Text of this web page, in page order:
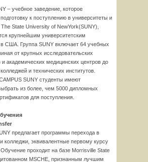
– учебное заведение, которое
к поступлению в университеты и
State University of NewYork(SUNY),
крупнейшим университетским
США. Группа SUNY включает 64 учебных
от крупных исследовательских
и академических медицинских центров до
и технических институтов.
SUNY студенты имеют
из более, чем 5000 дипломных
для поступления.
предлагает программы перехода в
колледжи, эквивалентные первому курсу
проходит на базе Morrisville State
MSCHE, признанным лучшим